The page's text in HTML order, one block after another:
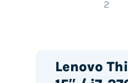
Lenovo